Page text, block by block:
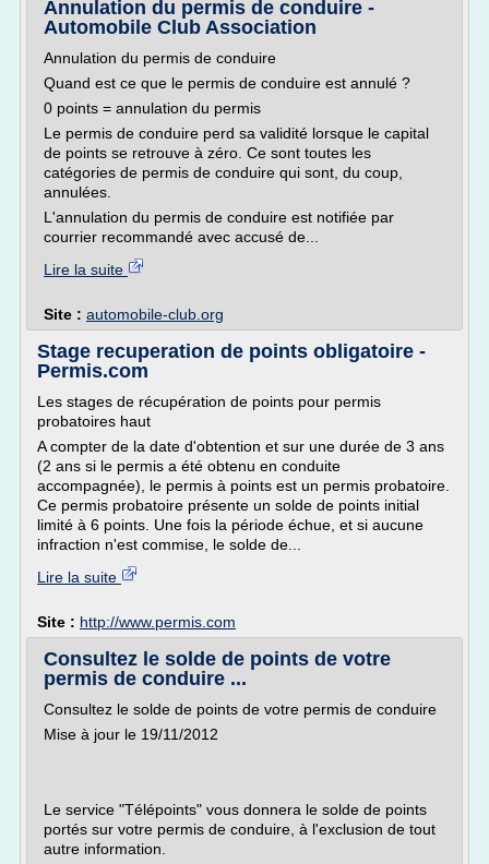
Annulation du permis de conduire -
Automobile Club Association
Annulation du permis de conduire
Quand est ce que le permis de conduire est annulé ?
0 points = annulation du permis
Le permis de conduire perd sa validité lorsque le capital
de points se retrouve à zéro. Ce sont toutes les
catégories de permis de conduire qui sont, du coup,
annulées.
L'annulation du permis de conduire est notifiée par
courrier recommandé avec accusé de...
Lire la suite
Site : automobile-club.org
Stage recuperation de points obligatoire -
Permis.com
Les stages de récupération de points pour permis
probatoires haut
A compter de la date d'obtention et sur une durée de 3 ans
(2 ans si le permis a été obtenu en conduite
accompagnée), le permis à points est un permis probatoire.
Ce permis probatoire présente un solde de points initial
limité à 6 points. Une fois la période échue, et si aucune
infraction n'est commise, le solde de...
Lire la suite
Site : http://www.permis.com
Consultez le solde de points de votre
permis de conduire ...
Consultez le solde de points de votre permis de conduire
Mise à jour le 19/11/2012
Le service "Télépoints" vous donnera le solde de points
portés sur votre permis de conduire, à l'exclusion de tout
autre information.